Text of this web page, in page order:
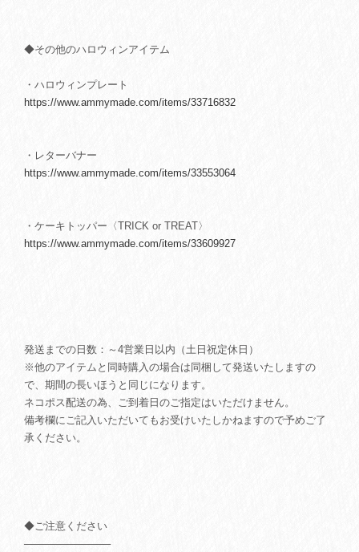
◆その他のハロウィンアイテム
・ハロウィンプレート
https://www.ammymade.com/items/33716832
・レターバナー
https://www.ammymade.com/items/33553064
・ケーキトッパー〈TRICK or TREAT〉
https://www.ammymade.com/items/33609927
発送までの日数：～4営業日以内（土日祝定休日）
※他のアイテムと同時購入の場合は同梱して発送いたしますの
で、期間の長いほうと同じになります。
ネコポス配送の為、ご到着日のご指定はいただけません。
備考欄にご記入いただいてもお受けいたしかねますので予めご了
承ください。
◆ご注意ください
────────────